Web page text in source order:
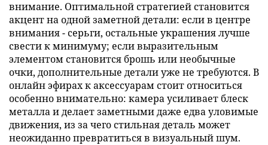
внимание. Оптимальной стратегией становится
акцент на одной заметной детали: если в центре
внимания - серьги, остальные украшения лучше
свести к минимуму; если выразительным
элементом становится брошь или необычные
очки, дополнительные детали уже не требуются. В
онлайн эфирах к аксессуарам стоит относиться
особенно внимательно: камера усиливает блеск
металла и делает заметными даже едва уловимые
движения, из за чего стильная деталь может
неожиданно превратиться в визуальный шум.